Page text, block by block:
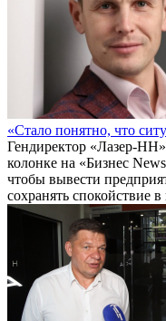
«Стало понятно, что
Гендиректор «Лазер-
колонке на «Бизнес
чтобы вывести
сохранять спокойствие